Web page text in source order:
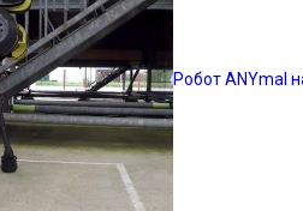
Робот ANYmal